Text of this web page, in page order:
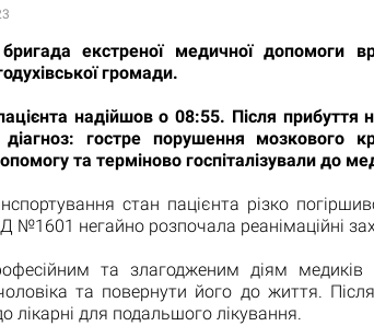
екстреної медичної допомоги
громади.
надійшов о 08:55. Після прибуття
діагноз: гостре порушення мозкового
та терміново госпіталізували до
стан пацієнта різко
№1601 негайно розпочала реанімаційні
та злагодженим діям медиків
та повернути його до життя. Після
лікарні для подальшого лікування.